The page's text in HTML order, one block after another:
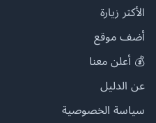
الأكثر زيارة
أضف موقع
💰 أعلن معنا
عن الدليل
سياسة الخصوصية